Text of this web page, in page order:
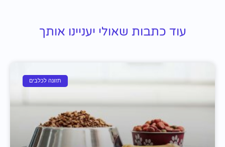
עוד כתבות שאולי יעניינו אותך
תזונה לכלבים